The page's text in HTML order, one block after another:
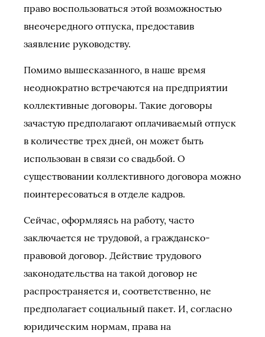
право воспользоваться этой возможностью
внеочередного отпуска, предоставив
заявление руководству.
Помимо вышесказанного, в наше время
неоднократно встречаются на предприятии
коллективные договоры. Такие договоры
зачастую предполагают оплачиваемый отпуск
в количестве трех дней, он может быть
использован в связи со свадьбой. О
существовании коллективного договора можно
поинтересоваться в отделе кадров.
Сейчас, оформляясь на работу, часто
заключается не трудовой, а гражданско-
правовой договор. Действие трудового
законодательства на такой договор не
распространяется и, соответственно, не
предполагает социальный пакет. И, согласно
юридическим нормам, права на